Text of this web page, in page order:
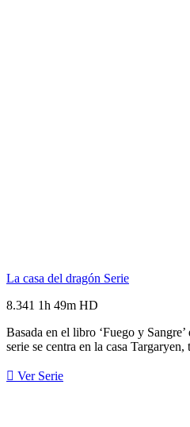
La casa del dragón Serie
8.341 1h 49m HD
Basada en el libro ‘Fuego y
serie se centra en la casa
Ver Serie